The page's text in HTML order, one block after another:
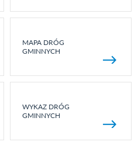
MAPA DRÓG
GMINNYCH
WYKAZ DRÓG
GMINNYCH